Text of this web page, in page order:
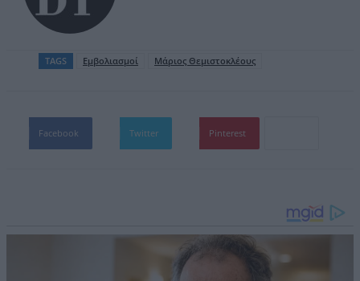
TAGS Εμβολιασμοί Μάριος Θεμιστοκλέους
Facebook Twitter Pinterest